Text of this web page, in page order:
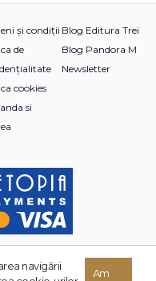
și condiții
de
cookies
si
Blog Editura Trei
Blog Pandora M
Newsletter
drepturile rezervate.
navigării
Am